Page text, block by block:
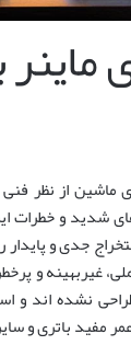
ماینر
ماشین از نظر
و خطرات
جدی و پایدار
غیربهینه و
نشده اند و
مفید باتری و